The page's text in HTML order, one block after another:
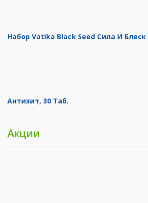
Набор Vatika Black Seed Сила И Блеск
Антизит, 30 Таб.
Акции